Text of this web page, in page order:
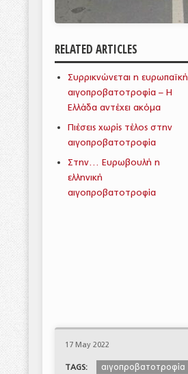
RELATED ARTICLES
Συρρικνώνεται η ευρωπαϊκή
αιγοπροβατοτροφία – Η
Ελλάδα αντέχει ακόμα
Πιέσεις χωρίς τέλος στην
αιγοπροβατοτροφία
Στην… Ευρωβουλή η
ελληνική
αιγοπροβατοτροφία
17 May 2022
TAGS: αιγοπροβατοτροφία